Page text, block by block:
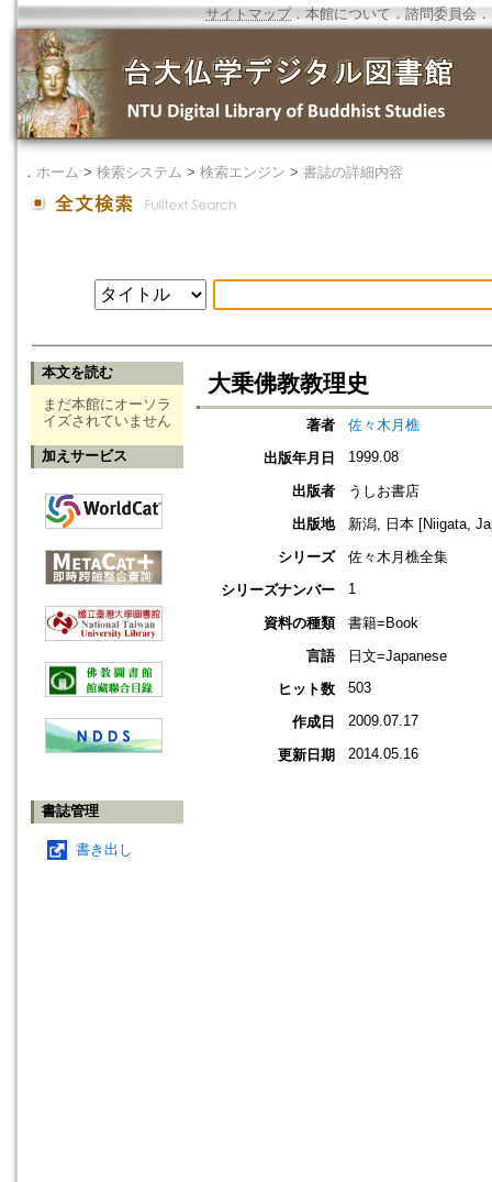
サイトマップ．本館について ． 諮問委員会 ．
． ホーム > 検索システム > 検索エンジン > 書誌の詳細内容
本文を読む
まだ本館にオーソラ
イズされていません
加えサービス
書誌管理
書き出し
大乗佛教教理史
著者
佐々木月樵
出版年月日
1999.08
出版者
うしお書店
出版地
新潟, 日本 [Niigata,
シリーズ
佐々木月樵全集
シリーズナンバー
1
資料の種類
書籍=Book
言語
日文=Japanese
ヒット数
503
作成日 2009.07.17
更新日期 2014.05.16